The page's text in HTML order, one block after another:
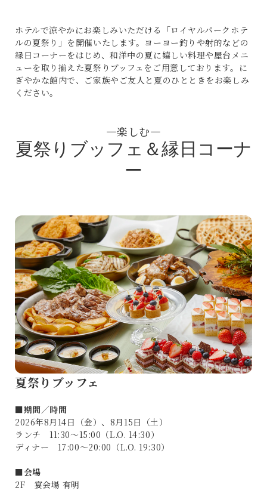
ホテルで涼やかにお楽しみいただける「ロイヤルパークホテ
ルの夏祭り」を開催いたします。ヨーヨー釣りや射的などの
縁日コーナーをはじめ、和洋中の夏に嬉しい料理や屋台メニ
ューを取り揃えた夏祭りブッフェをご用意しております。に
ぎやかな館内で、ご家族やご友人と夏のひとときをお楽しみ
ください。
―楽しむ―
夏祭りブッフェ＆縁日コーナ
ー
夏祭りブッフェ
■期間／時間
2026年8月14日（金）、8月15日（土）
ランチ 11:30～15:00（L.O. 14:30）
ディナー 17:00～20:00（L.O. 19:30）
■会場
2F 宴会場 有明